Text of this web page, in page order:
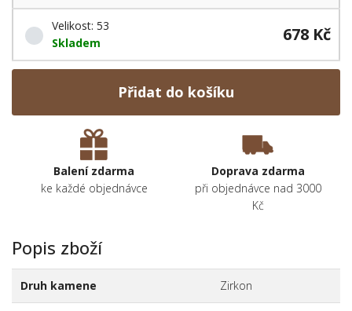
Velikost: 53
Skladem
678 Kč
Přidat do košíku
Balení zdarma
ke každé objednávce
Doprava zdarma
při objednávce nad 3000
Kč
Popis zboží
Druh kamene Zirkon